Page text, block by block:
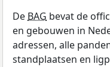
De BAG bevat de
en gebouwen in
adressen, alle
standplaatsen en